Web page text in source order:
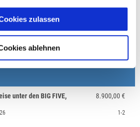
zulassen
ablehnen
zur Buchung?
- 6583 80 80
8.900,00 €
unter den BIG FIVE,
1-2